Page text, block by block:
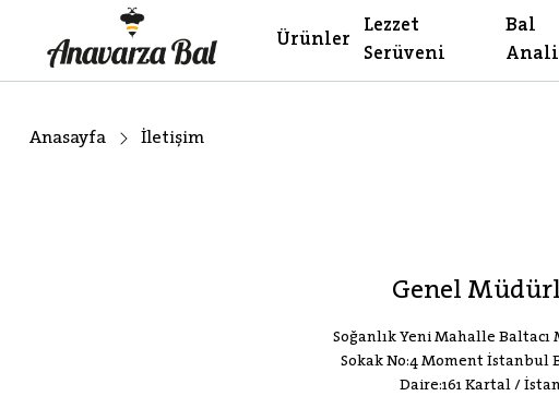
Ürünler
Lezzet
Serüveni
Bal
Anasayfa İletişim
Genel
Soğanlık Yeni Mahalle Baltacı
Sokak No:4 Moment İstanbul
Daire:161 Kartal /